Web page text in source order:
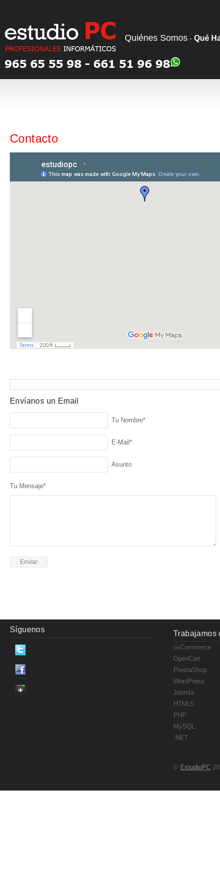
Quiénes Somos • Qué
Contacto
Envíanos un Email
Tu Nombre*
E-Mail*
Asunto
Tu Mensaje*
Síguenos Trabajamos
osCommerce
OpenCart
PrestaShop
WordPress
Joomla
HTML5
PHP
MySQL
.NET
© EstudioPC